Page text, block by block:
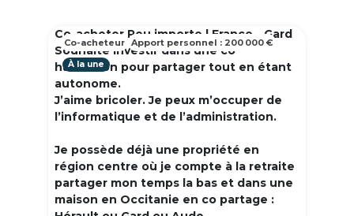
Co-acheter Peu importe | France - Gard
Souhaite investir dans une co
habitation pour partager tout en étant
autonome.
J’aime bricoler. Je peux m’occuper de
l’informatique et de l’administration.
Je possède déjà une propriété en
région centre où je compte à la retraite
partager mon temps la bas et dans une
maison en Occitanie en co partage :
À la une
Co-acheteur Apport personnel : 200 000 €